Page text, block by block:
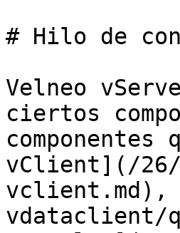
# Hilo de
Velneo
ciertos
vClient](/26/
vclient.md),
vdataclient/